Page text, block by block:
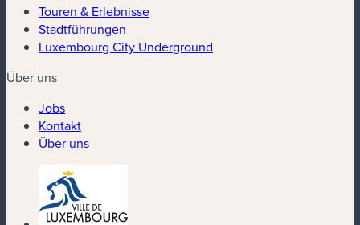
Touren & Erlebnisse
Stadtführungen
Luxembourg City Underground
Über uns
Jobs
Kontakt
Über uns